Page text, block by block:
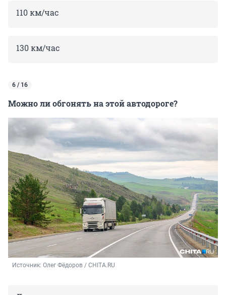
110 км/час
130 км/час
6 / 16
Можно ли обгонять на этой автодороге?
Источник: Олег Фёдоров / CHITA.RU